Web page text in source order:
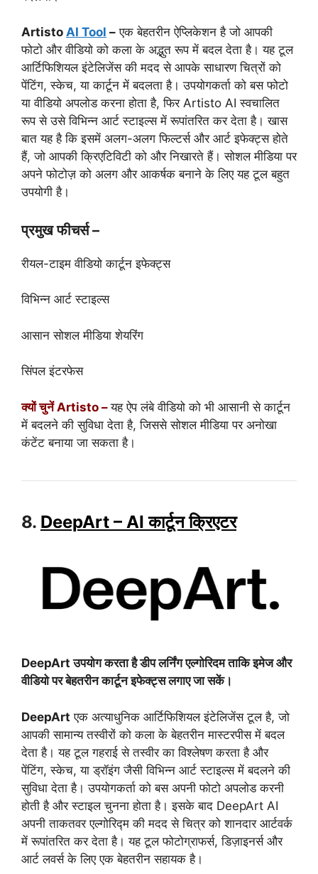
Artisto AI Tool – एक बेहतरीन ऐप्लिकेशन है जो आपकी
फोटो और वीडियो को कला के अद्भुत रूप में बदल देता है। यह टूल
आर्टिफिशियल इंटेलिजेंस की मदद से आपके साधारण चित्रों को
पेंटिंग, स्केच, या कार्टून में बदलता है। उपयोगकर्ता को बस फोटो
या वीडियो अपलोड करना होता है, फिर Artisto AI स्वचालित
रूप से उसे विभिन्न आर्ट स्टाइल्स में रूपांतरित कर देता है। खास
बात यह है कि इसमें अलग-अलग फिल्टर्स और आर्ट इफेक्ट्स होते
हैं, जो आपकी क्रिएटिविटी को और निखारते हैं। सोशल मीडिया पर
अपने फोटोज़ को अलग और आकर्षक बनाने के लिए यह टूल बहुत
उपयोगी है।
प्रमुख फीचर्स –
रीयल-टाइम वीडियो कार्टून इफेक्ट्स
विभिन्न आर्ट स्टाइल्स
आसान सोशल मीडिया शेयरिंग
सिंपल इंटरफेस
क्यों चुनें Artisto –यह ऐप लंबे वीडियो को भी आसानी से कार्टून
में बदलने की सुविधा देता है, जिससे सोशल मीडिया पर अनोखा
कंटेंट बनाया जा सकता है।
8. DeepArt – AI कार्टून क्रिएटर
DeepArt उपयोग करता है डीप लर्निंग एल्गोरिदम ताकि इमेज और
वीडियो पर बेहतरीन कार्टून इफेक्ट्स लगाए जा सकें।
DeepArt एक अत्याधुनिक आर्टिफिशियल इंटेलिजेंस टूल है, जो
आपकी सामान्य तस्वीरों को कला के बेहतरीन मास्टरपीस में बदल
देता है। यह टूल गहराई से तस्वीर का विश्लेषण करता है और
पेंटिंग, स्केच, या ड्रॉइंग जैसी विभिन्न आर्ट स्टाइल्स में बदलने की
सुविधा देता है। उपयोगकर्ता को बस अपनी फोटो अपलोड करनी
होती है और स्टाइल चुनना होता है। इसके बाद DeepArt AI
अपनी ताकतवर एल्गोरिद्म की मदद से चित्र को शानदार आर्टवर्क
में रूपांतरित कर देता है। यह टूल फोटोग्राफर्स, डिज़ाइनर्स और
आर्ट लवर्स के लिए एक बेहतरीन सहायक है।